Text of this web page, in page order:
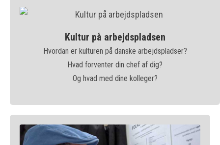
Kultur på arbejdspladsen
Hvordan er kulturen på danske arbejdspladser?
Hvad forventer din chef af dig?
Og hvad med dine kolleger?